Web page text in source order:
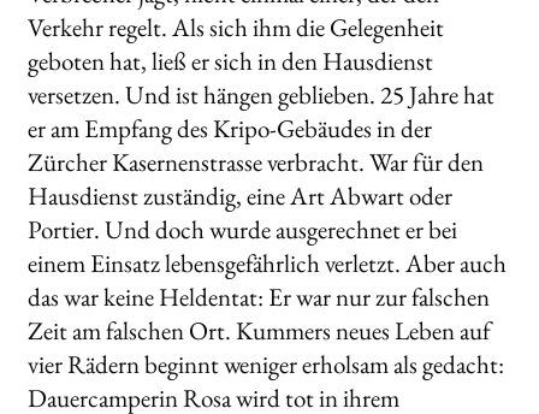
Verkehr regelt. Als sich ihm die Gelegenheit
geboten hat, ließ er sich in den Hausdienst
versetzen. Und ist hängen geblieben. 25 Jahre hat
er am Empfang des Kripo-Gebäudes in der
Zürcher Kasernenstrasse verbracht. War für den
Hausdienst zuständig, eine Art Abwart oder
Portier. Und doch wurde ausgerechnet er bei
einem Einsatz lebensgefährlich verletzt. Aber auch
das war keine Heldentat: Er war nur zur falschen
Zeit am falschen Ort. Kummers neues Leben auf
vier Rädern beginnt weniger erholsam als gedacht:
Dauercamperin Rosa wird tot in ihrem